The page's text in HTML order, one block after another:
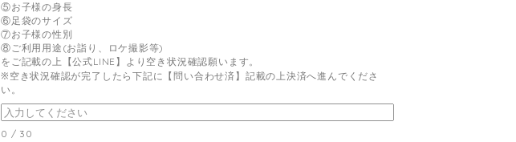
⑤お子様の身長
⑥足袋のサイズ
⑦お子様の性別
⑧ご利用用途(お詣り、ロケ撮影等)
をご記載の上【公式LINE】より空き状況確認願います。
※空き状況確認が完了したら下記に【問い合わせ済】記載の上決済へ進んでくださ
い。
0 / 30